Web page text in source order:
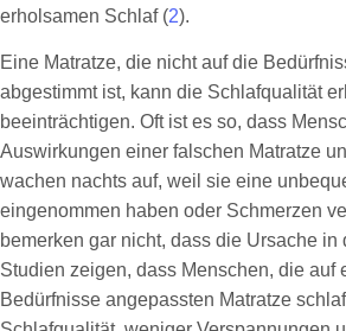
erholsamen Schlaf (2).
Eine Matratze, die nicht auf die
abgestimmt ist, kann die Schlafqualität
beeinträchtigen. Oft ist es so, dass
Auswirkungen einer falschen Matratze
wachen nachts auf, weil sie eine
eingenommen haben oder Schmerzen
bemerken gar nicht, dass die Ursache in
Studien zeigen, dass Menschen, die auf
Bedürfnisse angepassten Matratze